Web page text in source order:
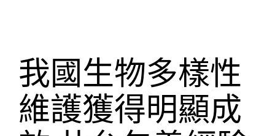
我國生物多樣性
維護獲得明顯成